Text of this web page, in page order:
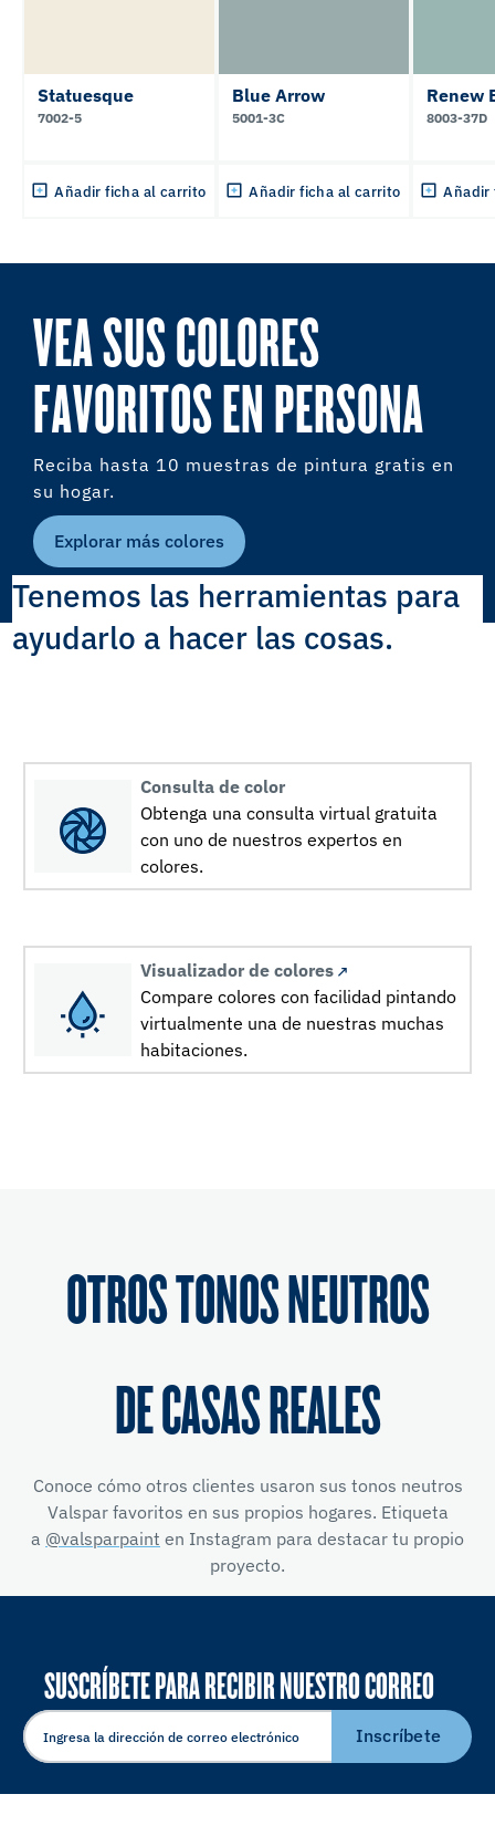
Statuesque
7002-5
Añadir ficha al carrito
Blue Arrow
5001-3C
Añadir ficha al carrito
Renew
8003-37D
Añadir
VEA SUS COLORES
FAVORITOS EN PERSONA
Reciba hasta 10 muestras de pintura gratis en
su hogar.
Explorar más colores
Tenemos las herramientas para
ayudarlo a hacer las cosas.
Consulta de color
Obtenga una consulta virtual gratuita
con uno de nuestros expertos en
colores.
Visualizador de colores
Compare colores con facilidad pintando
virtualmente una de nuestras muchas
habitaciones.
OTROS TONOS NEUTROS
DE CASAS REALES
Conoce cómo otros clientes usaron sus tonos neutros
Valspar favoritos en sus propios hogares. Etiqueta
a @valsparpaint en Instagram para destacar tu propio
proyecto.
SUSCRÍBETE PARA RECIBIR NUESTRO CORREO
ELECTRÓNICO
Inscríbete